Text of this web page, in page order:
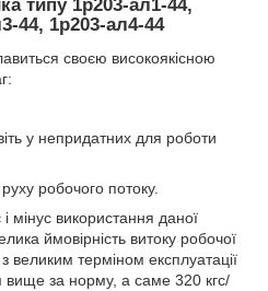
типу 1р203-ал1-44,
44, 1р203-ал4-44
своєю високоякісною
у непридатних для роботи
робочого потоку.
мінус використання даної
ймовірність витоку робочої
великим терміном експлуатації
вище за норму, а саме 320 кгс/